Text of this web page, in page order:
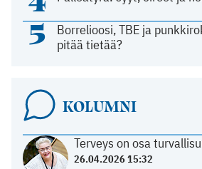
5
Borrelioosi, TBE ja
pitää tietää?
KOLUMNI
Terveys on osa
26.04.2026 15:32